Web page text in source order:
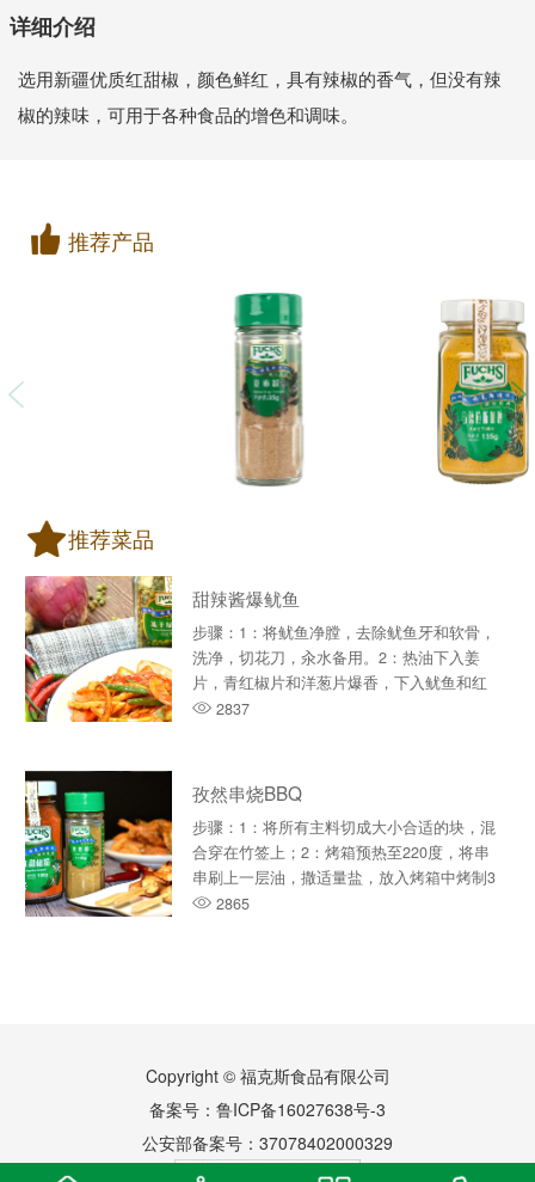
详细介绍
选用新疆优质红甜椒，颜色鲜红，具有辣椒的香气，但没有辣
椒的辣味，可用于各种食品的增色和调味。
推荐产品
推荐菜品
甜辣酱爆鱿鱼
步骤：1：将鱿鱼净膛，去除鱿鱼牙和软骨，
洗净，切花刀，汆水备用。2：热油下入姜
片，青红椒片和洋葱片爆香，下入鱿鱼和红
甜椒粉翻炒。3：加入生抽，料···
2837
孜然串烧BBQ
步骤：1：将所有主料切成大小合适的块，混
合穿在竹签上；2：烤箱预热至220度，将串
串刷上一层油，撒适量盐，放入烤箱中烤制3
分钟。3：均匀撒上孜然粉和···
2865
Copyright © 福克斯食品有限公司
备案号： 鲁ICP备16027638号-3
公安部备案号：37078402000329